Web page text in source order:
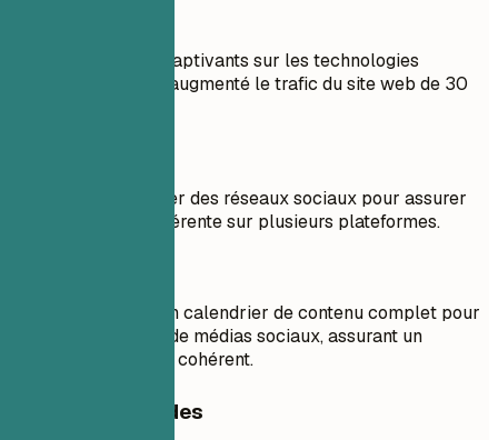
Création d'articles captivants sur les technologies
émergentes qui ont augmenté le trafic du site web de 30
Gestion du calendrier des réseaux sociaux pour assurer
une publication cohérente sur plusieurs plateformes.
Développement d'un calendrier de contenu complet pour
plus de 20 chaînes de médias sociaux, assurant un
message de marque cohérent.
Conseils rapides